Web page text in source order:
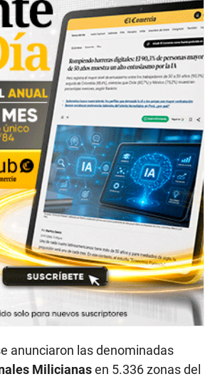
anunciaron las denominadas
Milicianasen 5.336 zonas del